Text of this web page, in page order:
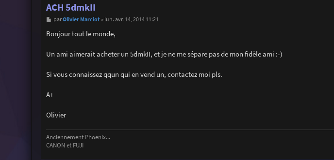
ACH 5dmkII
M
s
s
e
parOlivier Marciot» lun. avr. 14, 2014 11:21
Bonjour tout le monde,
Un ami aimerait acheter un 5dmkII, et je ne me sépare pas de mon fidèle ami :-)
Si vous connaissez qqun qui en vend un, contactez moi pls.
A+
Olivier
Anciennement Phoenix...
CANON et FUJI